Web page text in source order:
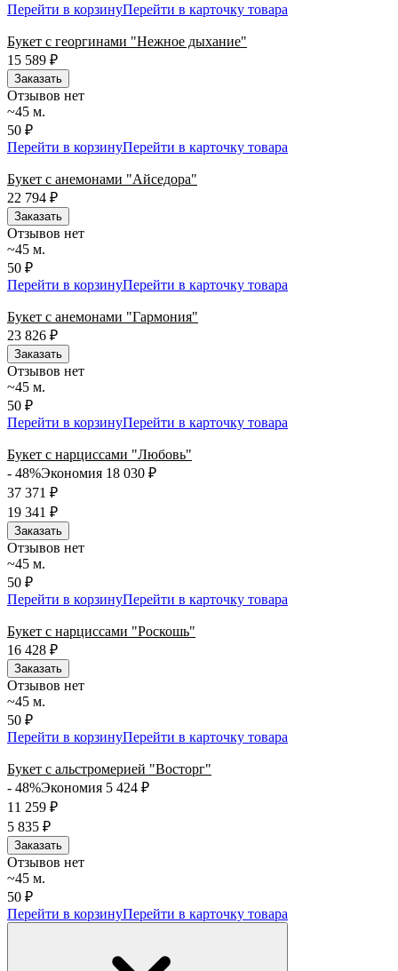
Перейти в корзинуПерейти в карточку товара
Букет с георгинами "Нежное дыхание"
15 589 ₽
Заказать
Отзывов нет
~45 м.
50 ₽
Перейти в корзинуПерейти в карточку товара
Букет с анемонами "Айседора"
22 794 ₽
Заказать
Отзывов нет
~45 м.
50 ₽
Перейти в корзинуПерейти в карточку товара
Букет с анемонами "Гармония"
23 826 ₽
Заказать
Отзывов нет
~45 м.
50 ₽
Перейти в корзинуПерейти в карточку товара
Букет с нарциссами "Любовь"
- 48%Экономия 18 030 ₽
37 371 ₽
19 341 ₽
Заказать
Отзывов нет
~45 м.
50 ₽
Перейти в корзинуПерейти в карточку товара
Букет с нарциссами "Роскошь"
16 428 ₽
Заказать
Отзывов нет
~45 м.
50 ₽
Перейти в корзинуПерейти в карточку товара
Букет с альстромерией "Восторг"
- 48%Экономия 5 424 ₽
11 259 ₽
5 835 ₽
Заказать
Отзывов нет
~45 м.
50 ₽
Перейти в корзинуПерейти в карточку товара